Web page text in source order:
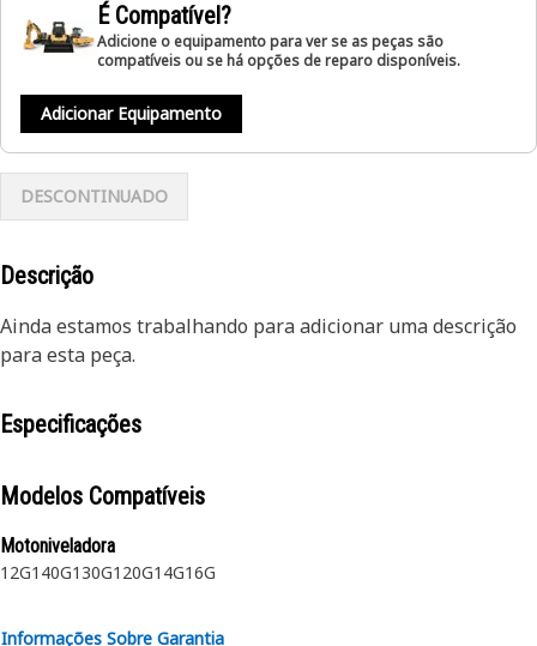
É Compatível?
Adicione o equipamento para ver se as peças são
compatíveis ou se há opções de reparo disponíveis.
Adicionar Equipamento
DESCONTINUADO
Descrição
Ainda estamos trabalhando para adicionar uma descrição
para esta peça.
Especificações
Modelos Compatíveis
Motoniveladora
12G140G130G120G14G16G
Informações Sobre Garantia